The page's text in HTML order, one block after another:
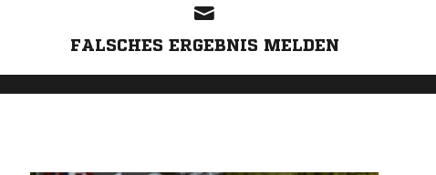
FALSCHES ERGEBNIS MELDEN